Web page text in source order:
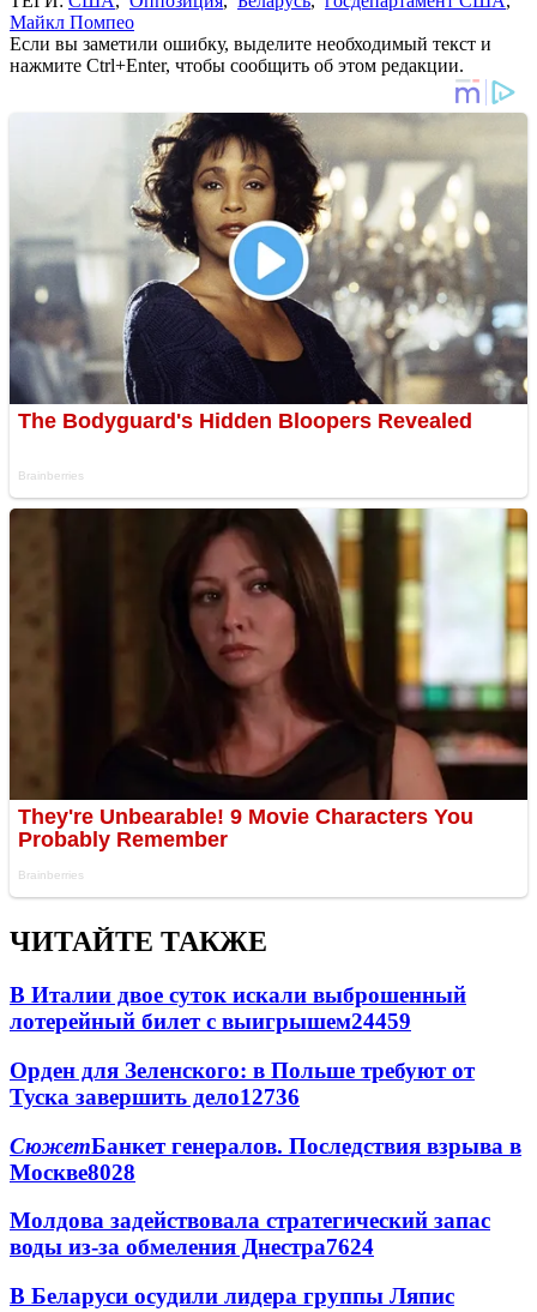
Майкл Помпео
Если вы заметили ошибку, выделите необходимый текст и
нажмите Ctrl+Enter, чтобы сообщить об этом редакции.
ЧИТАЙТЕ ТАКЖЕ
В Италии двое суток искали выброшенный
лотерейный билет с выигрышем24459
Орден для Зеленского: в Польше требуют от
Туска завершить дело12736
СюжетБанкет генералов. Последствия взрыва в
Москве8028
Молдова задействовала стратегический запас
воды из-за обмеления Днестра7624
В Беларуси осудили лидера группы Ляпис